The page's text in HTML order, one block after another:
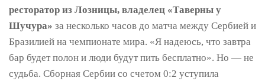
ресторатор из Лозницы, владелец «Таверны у
Шучура» за несколько часов до матча между Сербией и
Бразилией на чемпионате мира. «Я надеюсь, что завтра
бар будет полон и люди будут пить бесплатно». Но — не
судьба. Сборная Сербии со счетом 0:2 уступила